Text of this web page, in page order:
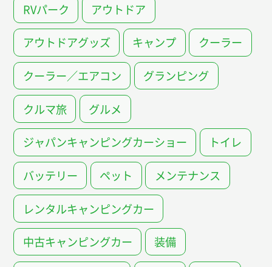
RVパーク アウトドア
アウトドアグッズ キャンプ クーラー
クーラー／エアコン グランピング
クルマ旅 グルメ
ジャパンキャンピングカーショー トイレ
バッテリー ペット メンテナンス
レンタルキャンピングカー
中古キャンピングカー 装備